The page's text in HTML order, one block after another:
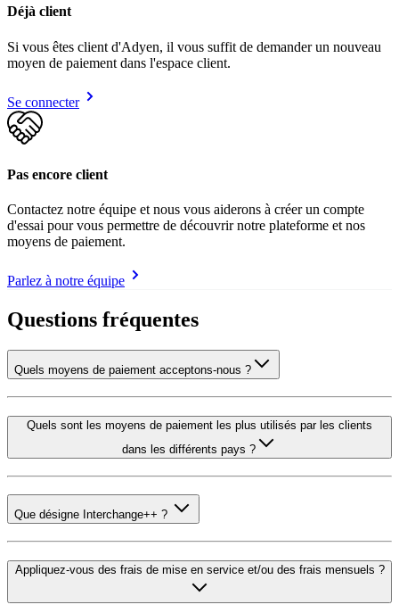
Déjà client
Si vous êtes client d'Adyen, il vous suffit de demander un nouveau
moyen de paiement dans l'espace client.
Se connecter
Pas encore client
Contactez notre équipe et nous vous aiderons à créer un compte
d'essai pour vous permettre de découvrir notre plateforme et nos
moyens de paiement.
Parlez à notre équipe
Questions fréquentes
Quels moyens de paiement acceptons-nous ?
Quels sont les moyens de paiement les plus utilisés par les clients
dans les différents pays ?
Que désigne Interchange++ ?
Appliquez-vous des frais de mise en service et/ou des frais mensuels ?